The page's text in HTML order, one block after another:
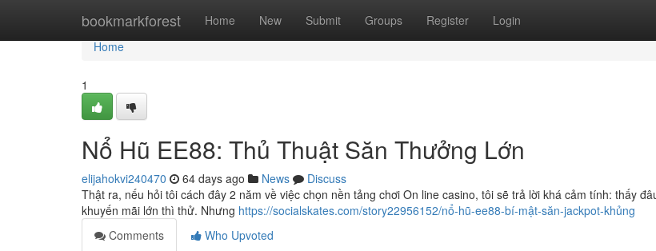
bookmarkforest Home New Submit Groups Register Login
Home
Home
1
Nổ Hũ EE88: Thủ Thuật Săn Thưởng Lớn
elijahokvi240470 64 days ago News
Discuss
Thật ra, nếu hỏi tôi cách đây 2 năm về việc chọn nền tảng chơi On line casino, tôi sẽ trả lời khá cảm tính: thấy
khuyến mãi lớn thì thử. Nhưng https://socialskates.com/story22956152/nổ-hũ-ee88-bí-mật-săn-jackpot-khủng
Comments
Who Upvoted